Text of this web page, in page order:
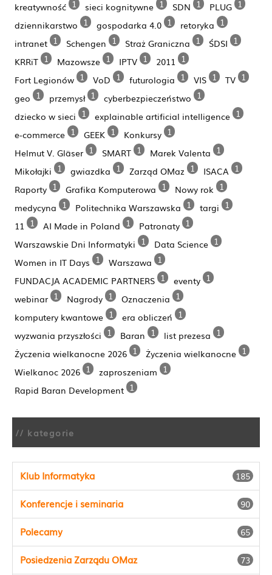
kreatywność 1 sieci kognitywne 1 SDN 1 PLUG 1
dziennikarstwo 1 gospodarka 4.0 1 retoryka 1
intranet 1 Schengen 1 Straż Graniczna 1 ŚDSI 1
KRRiT 1 Mazowsze 1 IPTV 1 2011
1
Fort Legionów 1 VoD 1 futurologia 1 VIS 1 TV 1
geo 1 przemysł 1 cyberbezpieczeństwo 1
dziecko w sieci 1 explainable artificial intelligence 1
e-commerce 1 GEEK 1 Konkursy 1
Helmut V. Gläser 1 SMART 1 Marek Valenta 1
Mikołajki 1 gwiazdka 1 Zarząd OMaz 1 ISACA 1
Raporty 1 Grafika Komputerowa 1 Nowy rok 1
medycyna 1 Politechnika Warszawska 1 targi 1
11
1 AI Made in Poland 1 Patronaty 1
Warszawskie Dni Informatyki 1 Data Science 1
Women in IT Days 1 Warszawa 1
FUNDACJA ACADEMIC PARTNERS 1 eventy 1
webinar 1 Nagrody 1 Oznaczenia 1
komputery kwantowe 1 era obliczeń 1
wyzwania przyszłości 1 Baran 1 list prezesa 1
Życzenia wielkanocne 2026 1 Życzenia wielkanocne 1
Wielkanoc 2026 1 zaproszeniam 1
Rapid Baran Development 1
// kategorie
Klub Informatyka 185
Konferencje i seminaria 90
Polecamy 65
Posiedzenia Zarządu OMaz 73